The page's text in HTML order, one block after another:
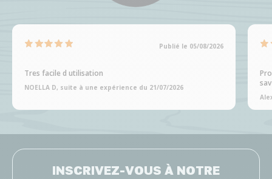
Publié le 05/08/2026
Tres facile d utilisation
NOELLA D, suite à une expérience du 21/07/2026
INSCRIVEZ-VOUS À NOTRE